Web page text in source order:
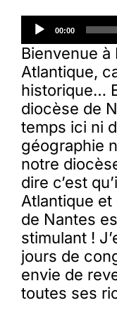
Spiritualité
Membres
L’actu
Nous
La
Lecteur
audio
00:00
Bienvenue
Atlantique,
historique…
diocèse de
temps ici ni
géographie
notre
dire c’est
Atlantique
de Nantes
stimulant !
jours de
envie de
toutes ses